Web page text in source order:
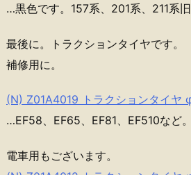
…黒色です。157系、201系、211系旧
最後に。トラクションタイヤです。
補修用に。
(N) Z01A4019 トラクションタイヤ
…EF58、EF65、EF81、EF510など。
電車用もございます。